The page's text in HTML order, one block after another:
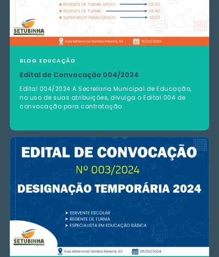
BLOG EDUCAÇÃO
Edital de Convocação 004/2024
Edital 004/2024 A Secretaria Municipal de Educação,
no uso de suas atribuições, divulga o Edital 004 de
convocação para contratação